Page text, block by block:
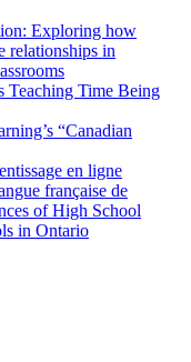
Exploring how
relationships in
Time Being
“Canadian
en ligne
française de
of High School
in Ontario